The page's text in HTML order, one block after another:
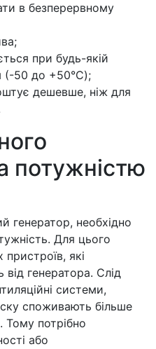
в безперервному
при будь-якій
(-50 до +50°C);
дешевше, ніж для
потужністю
генератор, необхідно
Для цього
які
генератора. Слід
системи,
споживають більше
Тому потрібно
або